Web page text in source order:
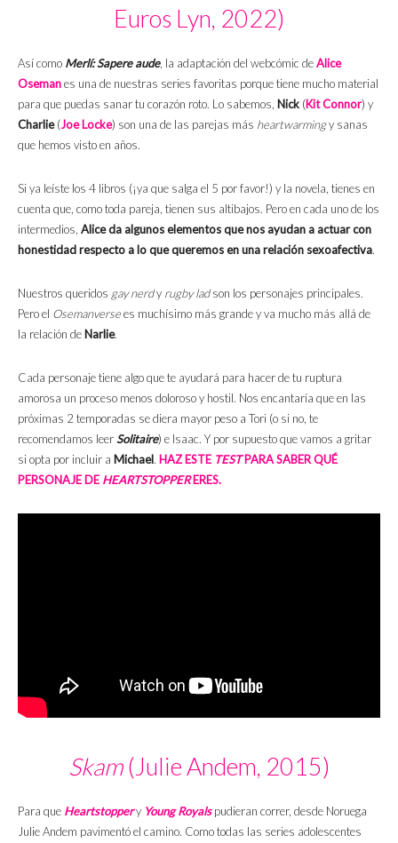
Euros Lyn, 2022)
Así como Merlí: Sapere aude, la adaptación del webcómic deAlice
Osemanes una de nuestras series favoritas porque tiene mucho material
para que puedas sanar tu corazón roto. Lo sabemos, Nick (Kit Connor) y
Charlie(Joe Locke) son una de las parejas más heartwarmingy sanas
que hemos visto en años.
Si ya leíste los 4 libros (¡ya que salga el 5 por favor!) y la novela, tienes en
cuenta que, como toda pareja, tienen sus altibajos. Pero en cada uno de los
intermedios, Alice da algunos elementos que nos ayudan a actuar con
honestidad respecto a lo que queremos en una relación sexoafectiva.
Nuestros queridos gay nerdy rugby ladson los personajes principales.
Pero el Osemanversees muchísimo más grande y va mucho más allá de
la relación de Narlie.
Cada personaje tiene algo que te ayudará para hacer de tu ruptura
amorosa un proceso menos doloroso y hostil. Nos encantaría que en las
próximas 2 temporadas se diera mayor peso a Tori (o si no, te
recomendamos leerSolitaire) e Isaac. Y por supuesto que vamos a gritar
si opta por incluir a Michael. HAZ ESTE TESTPARA SABER QUÉ
PERSONAJE DE HEARTSTOPPERERES.
Skam(Julie Andem, 2015)
Para que Heartstoppery Young Royals pudieran correr, desde Noruega
Julie Andem pavimentó el camino. Como todas las series adolescentes